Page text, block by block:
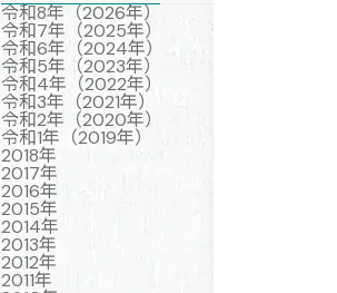
令和8年（2026年）
令和7年（2025年）
令和6年（2024年）
令和5年（2023年）
令和4年（2022年）
令和3年（2021年）
令和2年（2020年）
令和1年（2019年）
2018年
2017年
2016年
2015年
2014年
2013年
2012年
2011年